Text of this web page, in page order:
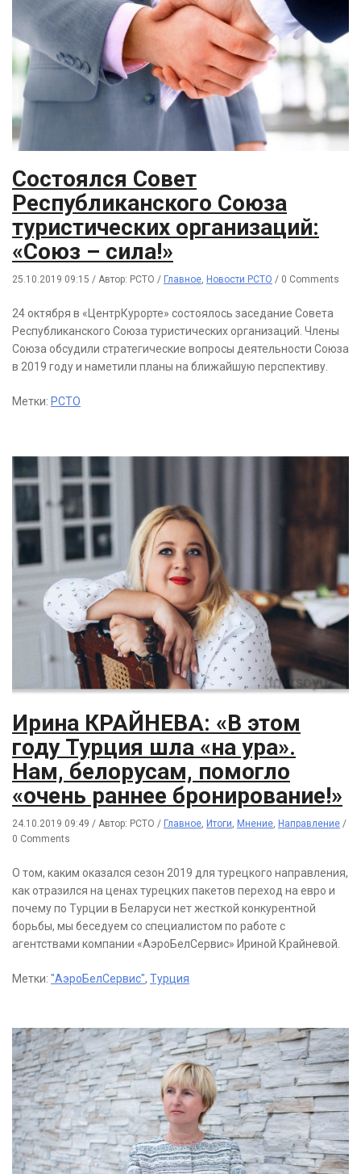
Состоялся Совет
Республиканского Союза
туристических организаций:
«Союз – сила!»
25.10.2019 09:15 / Автор: РСТО / Главное, Новости РСТО / 0 Comments
24 октября в «ЦентрКурорте» состоялось заседание Совета
Республиканского Союза туристических организаций. Члены
Союза обсудили стратегические вопросы деятельности Союза
в 2019 году и наметили планы на ближайшую перспективу.
Метки: РСТО
Ирина КРАЙНЕВА: «В этом
году Турция шла «на ура».
Нам, белорусам, помогло
«очень раннее бронирование!»
24.10.2019 09:49 / Автор: РСТО / Главное Итоги Мнение Направление /
0 Comments
О том, каким оказался сезон 2019 для турецкого направления,
как отразился на ценах турецких пакетов переход на евро и
почему по Турции в Беларуси нет жесткой конкурентной
борьбы, мы беседуем со специалистом по работе с
агентствами компании «АэроБелСервис» Ириной Крайневой.
Метки: "АэроБелСервис", Турция